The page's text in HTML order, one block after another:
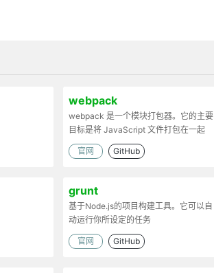
webpack
webpack 是一个模块打包器。它的主要
目标是将 JavaScript 文件打包在一起
官网 GitHub
grunt
基于Node.js的项目构建工具。它可以自
动运行你所设定的任务
官网 GitHub